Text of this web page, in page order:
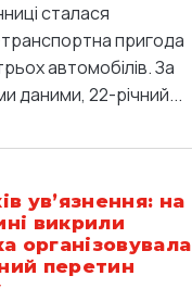
сталася
пригода
автомобілів. За
даними, 22-річний...
ув’язнення: на
викрили
організовувала
перетин